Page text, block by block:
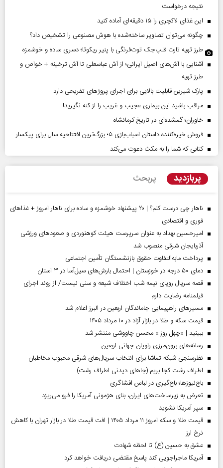
نتیجه درخواست
این غذای لاکچری را ۱۵ دقیقه‌ای آماده کنید
چگونه می‌توان تصاویر ساخته‌شده با هوش مصنوعی را تشخیص داد؟
طرز تهیه تارت فلپ‌جک توت‌فرنگی با پنیر ریکوتا؛ دسری ساده و خوشمزه
آشنایی با آش‌های اصیل ایرانی؛ از آش عباسعلی تا آش ترخینه + خواص و
طرز تهیه
پارک شیرین قابلیت‌ بالایی برای اجرای پروژهای تفریحی دارد
مراقب باشید این بیماری عجیب و غریب را از کنه نگیرید!
خاوران؛ گمشده‌ای در تاریخ کرمانشاه
فروش خیره‌کننده داستان اسباب‌بازی ۵؛ بزرگ‌ترین افتتاحیه سال برای پیکسار
کتابی که شما را به مکث دعوت می‌کند
پربازدید پربحث
ناهار چی درست کنم؟ | ۲۰ پیشنهاد خوشمزه و ساده برای ناهار امروز + غذاهای
فوری و اقتصادی
امیرحسین بهداد به عنوان سرپرست هیئت کوهنوردی و صعودهای ورزشی
آذربایجان شرقی منصوب شد
پرداخت مابه‌التفاوت حقوق بازنشستگان تأمین اجتماعی
دمای ۵۰ درجه در خوزستان | احتمال بارش‌های سیل‌آسا در ۳ استان
قصه سریال رویای نیمه شب اختلاف شیعه و سنی نیست/ از روند اجرای
فیلمنامه رضایت دارم
مسیر‌های راهپیمایی جاماندگان اربعین در البرز اعلام شد
قیمت سکه و طلا در بازار آزاد در ۱۰ مرداد ۱۴۰۵
ببینید | «چهل روز » محسن چاووشی منتشر شد
رسانه‌های برون‌مرزی راویان جهانی اربعین
نظرسنجی شبکه تماشا برای انتخاب سریال‌های شرقی محبوب مخاطبان
اطراف رشت کجا بریم (جاهای دیدنی اطراف رشت)
باج‌نیوزها؛ باج‌گیری در لباس افشاگری
تعرض به زیرساخت‌های ایران، بنای هژمونی آمریکا را فرو می‌ریزد
سپر آمریکا نشوید
قیمت طلا و سکه امروز ۱۱ مرداد ۱۴۰۵ | افت قیمت طلا در بازار تهران با کاهش
نرخ ارز
عشق به حسین (ع) تا لحظه شهادت
آمریکا ماجراجویی کند پاسخ مقتضی دریافت خواهد کرد